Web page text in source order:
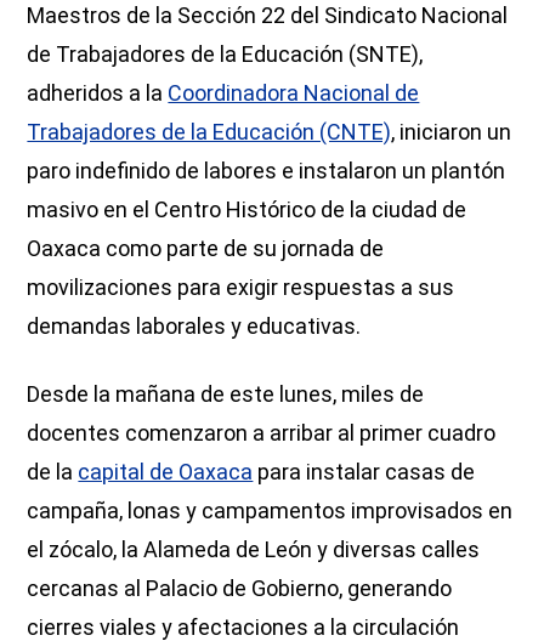
Maestros de la Sección 22 del Sindicato Nacional
de Trabajadores de la Educación (SNTE),
adheridos a la Coordinadora Nacional de
Trabajadores de la Educación (CNTE), iniciaron un
paro indefinido de labores e instalaron un plantón
masivo en el Centro Histórico de la ciudad de
Oaxaca como parte de su jornada de
movilizaciones para exigir respuestas a sus
demandas laborales y educativas.
Desde la mañana de este lunes, miles de
docentes comenzaron a arribar al primer cuadro
de la capital de Oaxaca para instalar casas de
campaña, lonas y campamentos improvisados en
el zócalo, la Alameda de León y diversas calles
cercanas al Palacio de Gobierno, generando
cierres viales y afectaciones a la circulación